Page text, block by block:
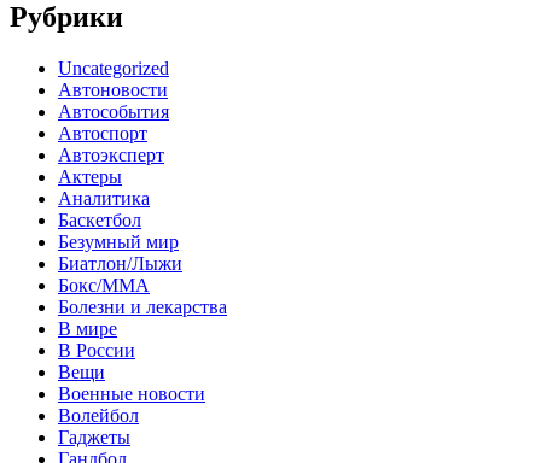
Рубрики
Uncategorized
Автоновости
Автособытия
Автоспорт
Автоэксперт
Актеры
Аналитика
Баскетбол
Безумный мир
Биатлон/Лыжи
Бокс/MMA
Болезни и лекарства
В мире
В России
Вещи
Военные новости
Волейбол
Гаджеты
Гандбол